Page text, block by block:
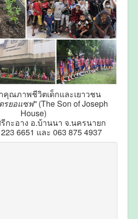
ณภาพชีวิตเด็กและเยาวชน
รยอแซฟ"(The Son of Joseph
House)
กะอาง อ.บ้านนา จ.นครนายก
6651 และ 063 875 4937